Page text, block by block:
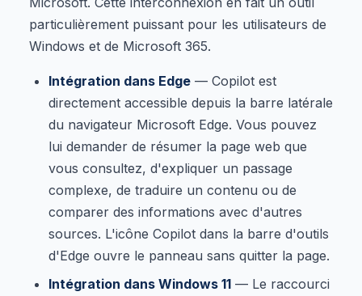
particulièrement puissant pour les utilisateurs de
Windows et de Microsoft 365.
Intégration dans Edge — Copilot est
directement accessible depuis la barre latérale
du navigateur Microsoft Edge. Vous pouvez
lui demander de résumer la page web que
vous consultez, d'expliquer un passage
complexe, de traduire un contenu ou de
comparer des informations avec d'autres
sources. L'icône Copilot dans la barre d'outils
d'Edge ouvre le panneau sans quitter la page.
Intégration dans Windows 11 — Le raccourci